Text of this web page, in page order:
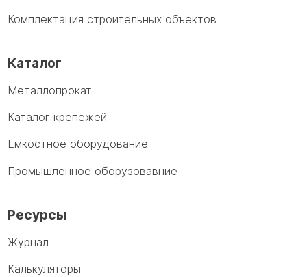
Комплектация строительных объектов
Каталог
Металлопрокат
Каталог крепежей
Емкостное оборудование
Промышленное оборузовавние
Ресурсы
Журнал
Калькуляторы